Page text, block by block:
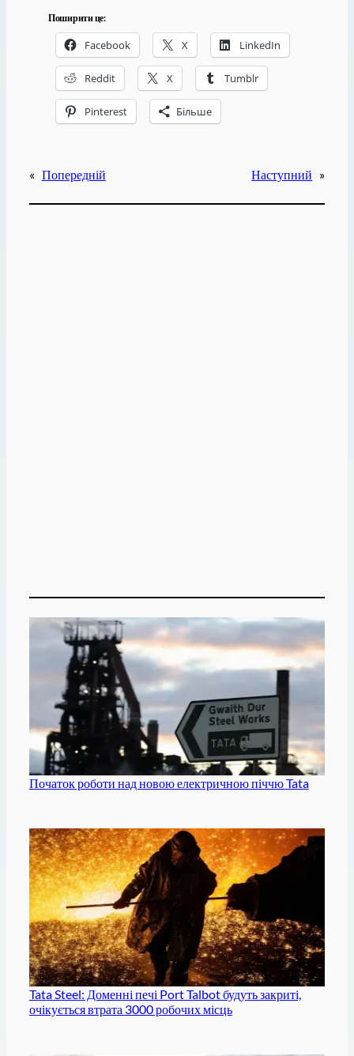
Поширити це:
Facebook X LinkedIn
Reddit X Tumblr
Pinterest Більше
« Попередній Наступний »
Початок роботи над новою електричною піччю Tata
Tata Steel: Доменні печі Port Talbot будуть закриті,
очікується втрата 3000 робочих місць